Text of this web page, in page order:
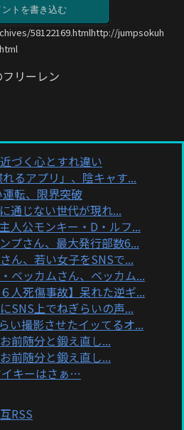
ントを書き込む
58122169.htmlhttp://jumpsokuh
リーレン
づく心とすれ違い
れるアプリ」、陰キャす...
運転、限界突破
通じない世代が現れ...
人公モンキー・D・ルフ...
プさん、最大発行部数6...
ん、若い女子をSNSで...
ベッカムさん、ベッカム...
人死傷事故】呆れた逆ギ...
SNS上でねぎらいの声...
い撮影させたイッてるオ...
前随分と鍛え直し...
前随分と鍛え直し...
イキーはさぁ…
RSS